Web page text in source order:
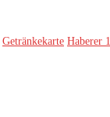
Getränkekarte Haberer 1